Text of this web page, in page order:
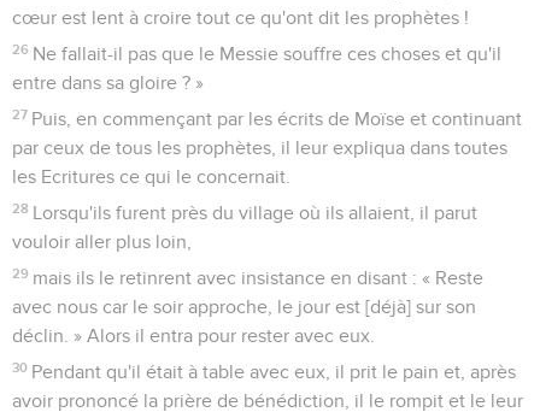
cœur est lent à croire tout ce qu'ont dit les prophètes !
26 Ne fallait-il pas que le Messie souffre ces choses et qu'il
entre dans sa gloire ? »
27 Puis, en commençant par les écrits de Moïse et continuant
par ceux de tous les prophètes, il leur expliqua dans toutes
les Ecritures ce qui le concernait.
28 Lorsqu'ils furent près du village où ils allaient, il parut
vouloir aller plus loin,
29 mais ils le retinrent avec insistance en disant : « Reste
avec nous car le soir approche, le jour est [déjà] sur son
déclin. » Alors il entra pour rester avec eux.
30 Pendant qu'il était à table avec eux, il prit le pain et, après
avoir prononcé la prière de bénédiction, il le rompit et le leur